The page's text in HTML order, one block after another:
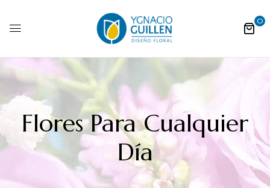
0
Flores Para Cualquier
Día